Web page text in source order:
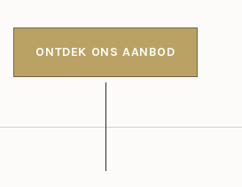
ONTDEK ONS AANBOD